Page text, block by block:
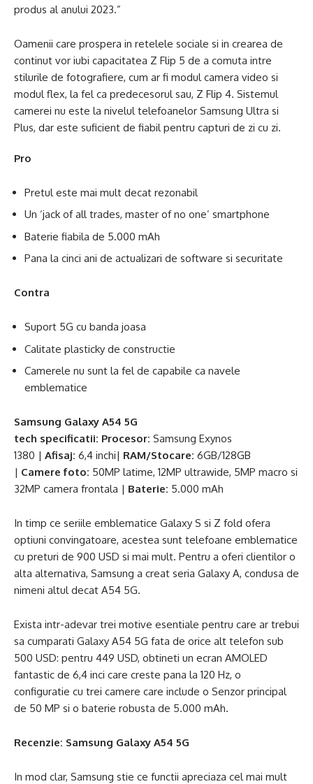
produs al anului 2023.”
Oamenii care prospera in retelele sociale si in crearea de
continut vor iubi capacitatea Z Flip 5 de a comuta intre
stilurile de fotografiere, cum ar fi modul camera video si
modul flex, la fel ca predecesorul sau, Z Flip 4. Sistemul
camerei nu este la nivelul telefoanelor Samsung Ultra si
Plus, dar este suficient de fiabil pentru capturi de zi cu zi.
Pro
Pretul este mai mult decat rezonabil
Un ‘jack of all trades, master of no one’ smartphone
Baterie fiabila de 5.000 mAh
Pana la cinci ani de actualizari de software si securitate
Contra
Suport 5G cu banda joasa
Calitate plasticky de constructie
Camerele nu sunt la fel de capabile ca navele
emblematice
Samsung Galaxy A54 5G
tech specificatii: Procesor: Samsung Exynos
1380 | Afisaj: 6,4 inchi| RAM/Stocare: 6GB/128GB
| Camere foto: 50MP latime, 12MP ultrawide, 5MP macro si
32MP camera frontala | Baterie: 5.000 mAh
In timp ce seriile emblematice Galaxy S si Z fold ofera
optiuni convingatoare, acestea sunt telefoane emblematice
cu preturi de 900 USD si mai mult. Pentru a oferi clientilor o
alta alternativa, Samsung a creat seria Galaxy A, condusa de
nimeni altul decat A54 5G.
Exista intr-adevar trei motive esentiale pentru care ar trebui
sa cumparati Galaxy A54 5G fata de orice alt telefon sub
500 USD: pentru 449 USD, obtineti un ecran AMOLED
fantastic de 6,4 inci care creste pana la 120 Hz, o
configuratie cu trei camere care include o Senzor principal
de 50 MP si o baterie robusta de 5.000 mAh.
Recenzie: Samsung Galaxy A54 5G
In mod clar, Samsung stie ce functii apreciaza cel mai mult